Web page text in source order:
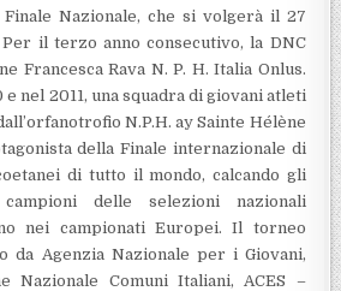
Nazionale, che si volgerà il 27
il terzo anno consecutivo, la DNC
Francesca Rava N. P. H. Italia Onlus.
nel 2011, una squadra di giovani atleti
N.P.H. ay Sainte Hélène
della Finale internazionale di
di tutto il mondo, calcando gli
delle selezioni nazionali
nei campionati Europei. Il torneo
da Agenzia Nazionale per i Giovani,
Nazionale Comuni Italiani, ACES –